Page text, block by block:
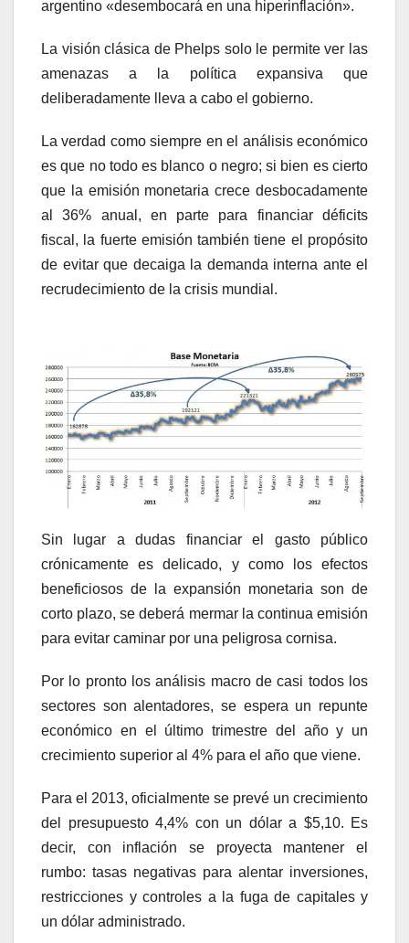
argentino «desembocará en una hiperinflación».
La visión clásica de Phelps solo le permite ver las
amenazas a la política expansiva que
deliberadamente lleva a cabo el gobierno.
La verdad como siempre en el análisis económico
es que no todo es blanco o negro; si bien es cierto
que la emisión monetaria crece desbocadamente
al 36% anual, en parte para financiar déficits
fiscal, la fuerte emisión también tiene el propósito
de evitar que decaiga la demanda interna ante el
recrudecimiento de la crisis mundial.
Sin lugar a dudas financiar el gasto público
crónicamente es delicado, y como los efectos
beneficiosos de la expansión monetaria son de
corto plazo, se deberá mermar la continua emisión
para evitar caminar por una peligrosa cornisa.
Por lo pronto los análisis macro de casi todos los
sectores son alentadores, se espera un repunte
económico en el último trimestre del año y un
crecimiento superior al 4% para el año que viene.
Para el 2013, oficialmente se prevé un crecimiento
del presupuesto 4,4% con un dólar a $5,10. Es
decir, con inflación se proyecta mantener el
rumbo: tasas negativas para alentar inversiones,
restricciones y controles a la fuga de capitales y
un dólar administrado.